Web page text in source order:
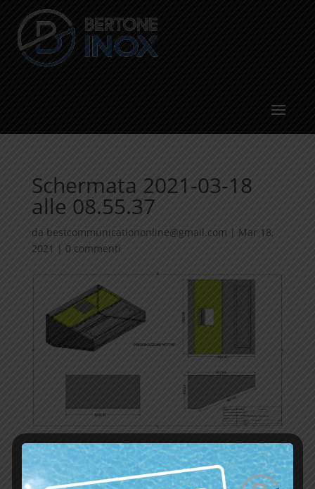
Schermata 2021-03-18
alle 08.55.37
da bestcommunicationonline@gmail.com
Mar 18,
2021 | 0 commenti